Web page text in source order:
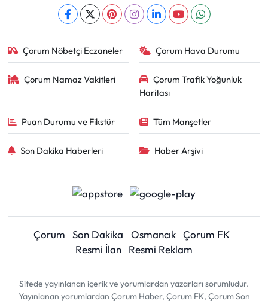
Çorum Nöbetçi Eczaneler Çorum Hava Durumu
Çorum Namaz Vakitleri
Çorum Trafik Yoğunluk
Haritası
Puan Durumu ve Fikstür Tüm Manşetler
Son Dakika Haberleri Haber Arşivi
Çorum Son Dakika Osmancık Çorum FK
Resmi İlan
Resmi Reklam
Sitede yayınlanan içerik ve yorumlardan yazarları sorumludur.
Yayınlanan yorumlardan Çorum Haber, Çorum FK, Çorum Son